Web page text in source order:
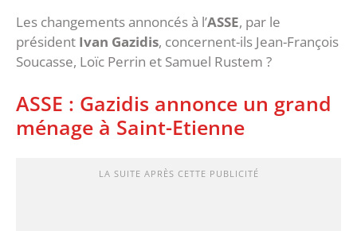
Les changements annoncés à l’ASSE, par le
président Ivan Gazidis, concernent-ils Jean-François
Soucasse, Loïc Perrin et Samuel Rustem ?
ASSE : Gazidis annonce un grand
ménage à Saint-Etienne
LA SUITE APRÈS CETTE PUBLICITÉ